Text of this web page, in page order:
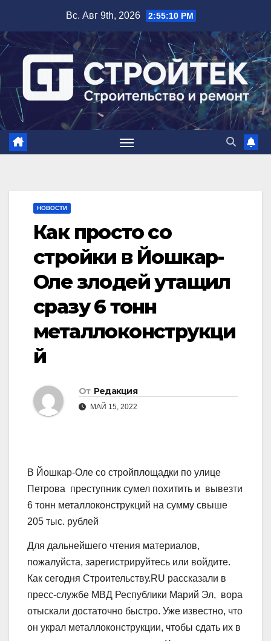
содержимому
Вс. Авг 9th, 2026 2:55:11 PM
НОВОСТИ
Как просто со
стройки в Йошкар-
Оле злодей утащил
сразу 6 тонн
металлоконструкци
й
От Редакция
МАЙ 15, 2022
В Йошкар-Оле со стройплощадки по улице
Петрова преступник сумел похитить и вывезти
6 тонн металлоконструкций на сумму свыше
205 тыс. рублей
Для дальнейшего чтения материалов,
пожалуйста, зарегистрируйтесь или войдите.
Как сегодня Строительству.RU рассказали в
пресс-службе МВД Республики Марий Эл, вора
отыскали достаточно быстро. Уже известно, что
он украл металлоконструкции, чтобы сдать их в